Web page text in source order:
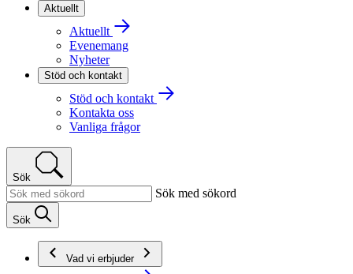
Aktuellt
Aktuellt
Evenemang
Nyheter
Stöd och kontakt
Stöd och kontakt
Kontakta oss
Vanliga frågor
Sök
Sök med sökord
Sök
Vad vi erbjuder